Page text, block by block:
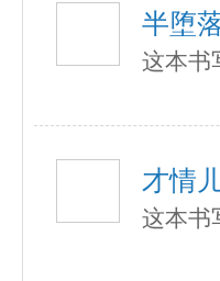
半堕
这本书
才情
这本书